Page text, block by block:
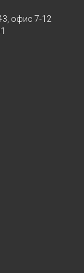
офис 7-12